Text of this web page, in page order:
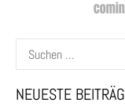
Suchen
nach:
NEUESTE